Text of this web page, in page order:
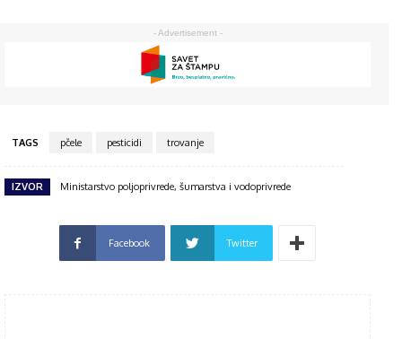
- Advertisement -
TAGS pčele pesticidi trovanje
IZVOR Ministarstvo poljoprivrede, šumarstva i vodoprivrede
Facebook Twitter